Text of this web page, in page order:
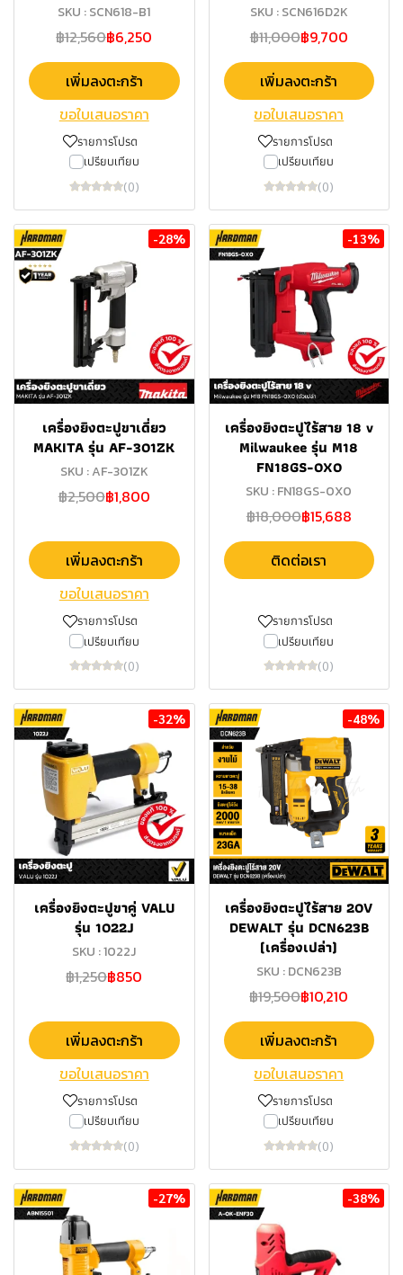
SKU : SCN618-B1
฿12,560฿6,250
เพิ่มลงตะกร้า
ขอใบเสนอราคา
รายการโปรด
เปรียบเทียบ
(0)
SKU : SCN616D2K
฿11,000฿9,700
เพิ่มลงตะกร้า
ขอใบเสนอราคา
รายการโปรด
เปรียบเทียบ
(0)
-28%
เครื่องยิงตะปูขาเดี่ยว
MAKITA รุ่น AF-301ZK
SKU : AF-301ZK
฿2,500฿1,800
เพิ่มลงตะกร้า
ขอใบเสนอราคา
รายการโปรด
เปรียบเทียบ
(0)
-13%
เครื่องยิงตะปูไร้สาย 18 v
Milwaukee รุ่น M18
FN18GS-0X0
SKU : FN18GS-0X0
฿18,000฿15,688
ติดต่อเรา
รายการโปรด
เปรียบเทียบ
(0)
-32%
เครื่องยิงตะปูขาคู่ VALU
รุ่น 1022J
SKU : 1022J
฿1,250฿850
เพิ่มลงตะกร้า
ขอใบเสนอราคา
รายการโปรด
เปรียบเทียบ
(0)
-48%
เครื่องยิงตะปูไร้สาย 20V
DEWALT รุ่น DCN623B
(เครื่องเปล่า)
SKU : DCN623B
฿19,500฿10,210
เพิ่มลงตะกร้า
ขอใบเสนอราคา
รายการโปรด
เปรียบเทียบ
(0)
-27% -38%